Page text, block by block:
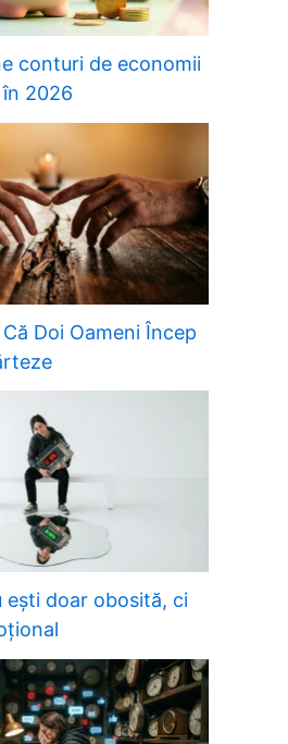
conturi de economii
2026
Doi Oameni Încep
ești doar obosită, ci